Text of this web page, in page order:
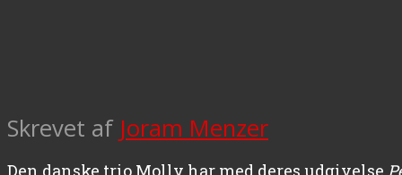
Skrevet af Joram Menzer
Den danske trio Molly har med deres udgivelse